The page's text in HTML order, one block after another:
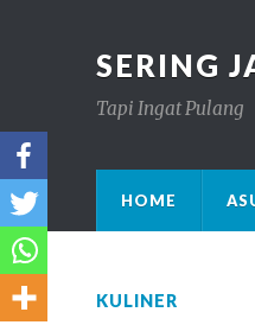
SERING
Tapi Ingat Pulang
HOME
KULINER